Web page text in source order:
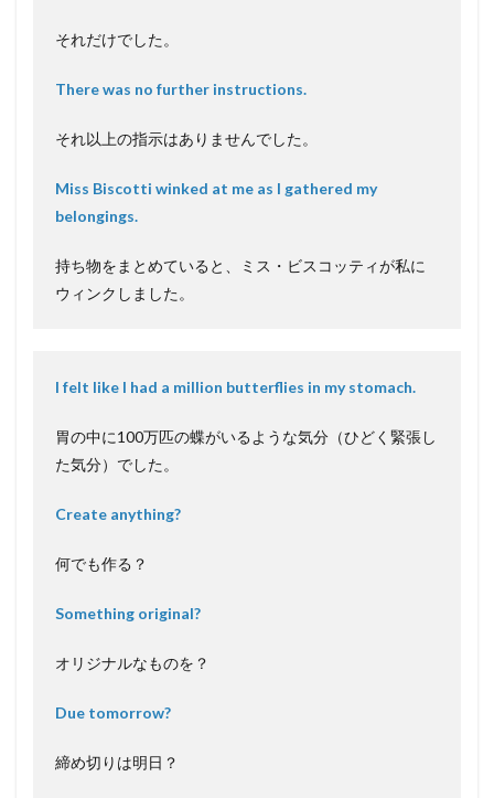
それだけでした。
There was no further instructions.
それ以上の指示はありませんでした。
Miss Biscotti winked at me as I gathered my
belongings.
持ち物をまとめていると、ミス・ビスコッティが私に
ウィンクしました。
I felt like I had a million butterflies in my stomach.
胃の中に100万匹の蝶がいるような気分（ひどく緊張し
た気分）でした。
Create anything?
何でも作る？
Something original?
オリジナルなものを？
Due tomorrow?
締め切りは明日？